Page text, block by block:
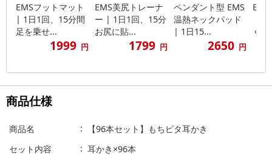
EMSフットマット
| 1日1回、15分間
足を乗せ...
1999 円
EMS美尻トレーナ
ー | 1日1回、15分
お尻に貼...
1799 円
ペンダント型 EMS
温熱ネックパッド
| 1日15...
2650 円
く
商品仕様
商品名
【96本セット】もちピタ耳かき
セット内容
耳かき×96本